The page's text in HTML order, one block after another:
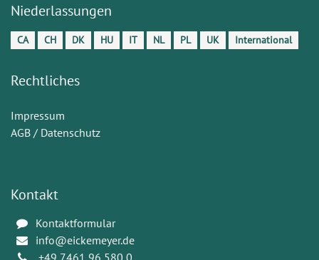
Niederlassungen
CA CH DK HU IT NL PL UK International
Rechtliches
Impressum
AGB / Datenschutz
Kontakt
Kontaktformular
info@eickemeyer.de
+49 7461 96 580 0